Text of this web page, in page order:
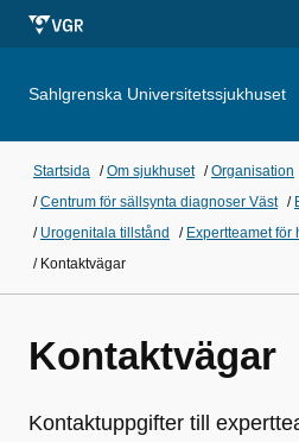
Sahlgrenska Universitetssjukhuset
Startsida /Om sjukhuset /Organisation
/Centrum för sällsynta diagnoser Väst /
/ Urogenitala tillstånd / Expertteamet för
/ Kontaktvägar
Kontaktvägar
Kontaktuppgifter till